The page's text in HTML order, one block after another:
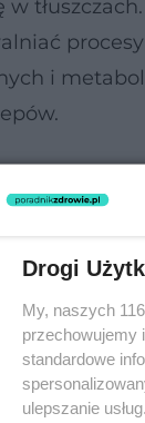
w
i
Drogi
My, naszych
przechowujemy
standardowe
ulepszanie